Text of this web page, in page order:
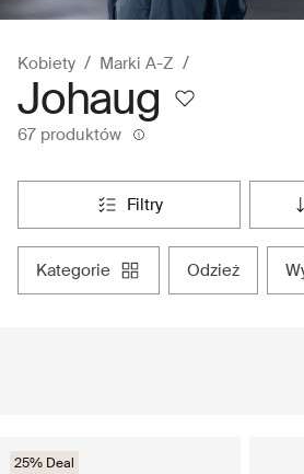
Kobiety Marki A-Z
Johaug
67 produktów
filtry
kategorie odzież
25% Deal